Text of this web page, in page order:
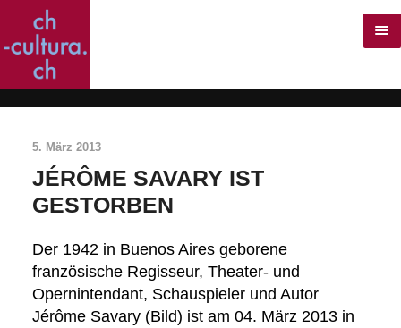
5. März 2013
JÉRÔME SAVARY IST
GESTORBEN
Der 1942 in Buenos Aires geborene
französische Regisseur, Theater- und
Opernintendant, Schauspieler und Autor
Jérôme Savary (Bild) ist am 04. März 2013 in